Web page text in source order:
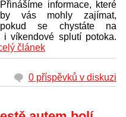
Přinášíme informace, které
by vás mohly zajímat,
pokud se chystáte na
víkendové splutí potoka.
článek
0 příspěvků v diskuzi